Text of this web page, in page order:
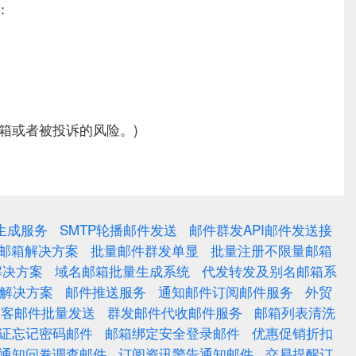
或者被投诉的风险。)
成服务 SMTP轮播邮件发送
邮件群发API邮件发送接
箱解决方案
批量邮件群发单显
批量注册不限量邮箱
方案
域名邮箱批量生成系统 代发转发及别名邮箱系
决方案
邮件推送服务 通知邮件订阅邮件服务
外贸
邮件批量发送
群发邮件代收邮件服务
邮箱列表清洗
忘记密码邮件
邮箱绑定安全登录邮件 优惠促销折扣